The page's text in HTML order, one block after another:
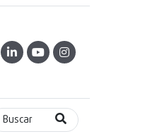
Buscar